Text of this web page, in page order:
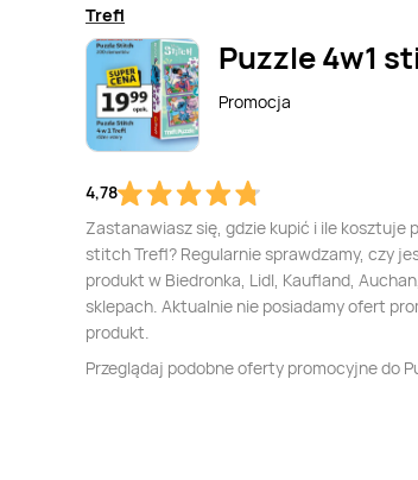
Trefl
Puzzle 4w1
Promocja
4,78
Zastanawiasz się, gdzie kupić i ile kosztuje
stitch Trefl? Regularnie sprawdzamy, czy
produkt w Biedronka, Lidl, Kaufland,
sklepach. Aktualnie nie posiadamy ofert
produkt.
Przeglądaj podobne oferty promocyjne do